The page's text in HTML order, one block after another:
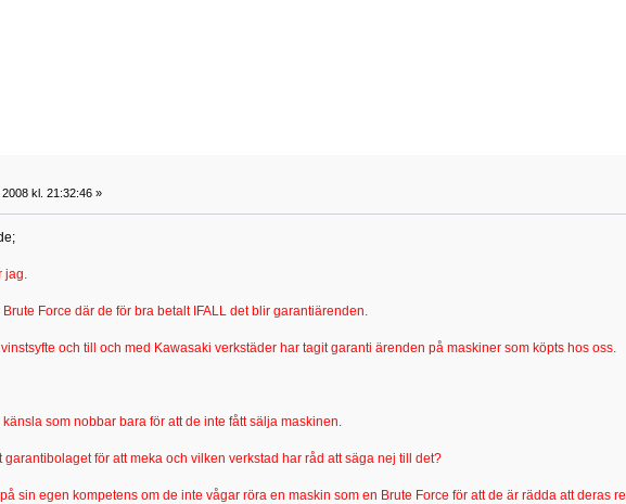
kl. 21:32:46 »
Force där de för bra betalt IFALL det blir garantiärenden.
och till och med Kawasaki verkstäder har tagit garanti ärenden på maskiner som köpts hos oss.
som nobbar bara för att de inte fått sälja maskinen.
garantibolaget för att meka och vilken verkstad har råd att säga nej till det?
sin egen kompetens om de inte vågar röra en maskin som en Brute Force för att de är rädda att deras